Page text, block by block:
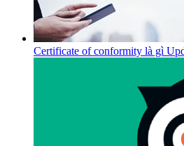
Certificate of conformity là gì